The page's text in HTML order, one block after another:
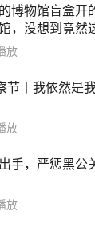
博物馆盲盒开
，没想到竟然
放
节丨我依然是
放
手，严惩黑公
放